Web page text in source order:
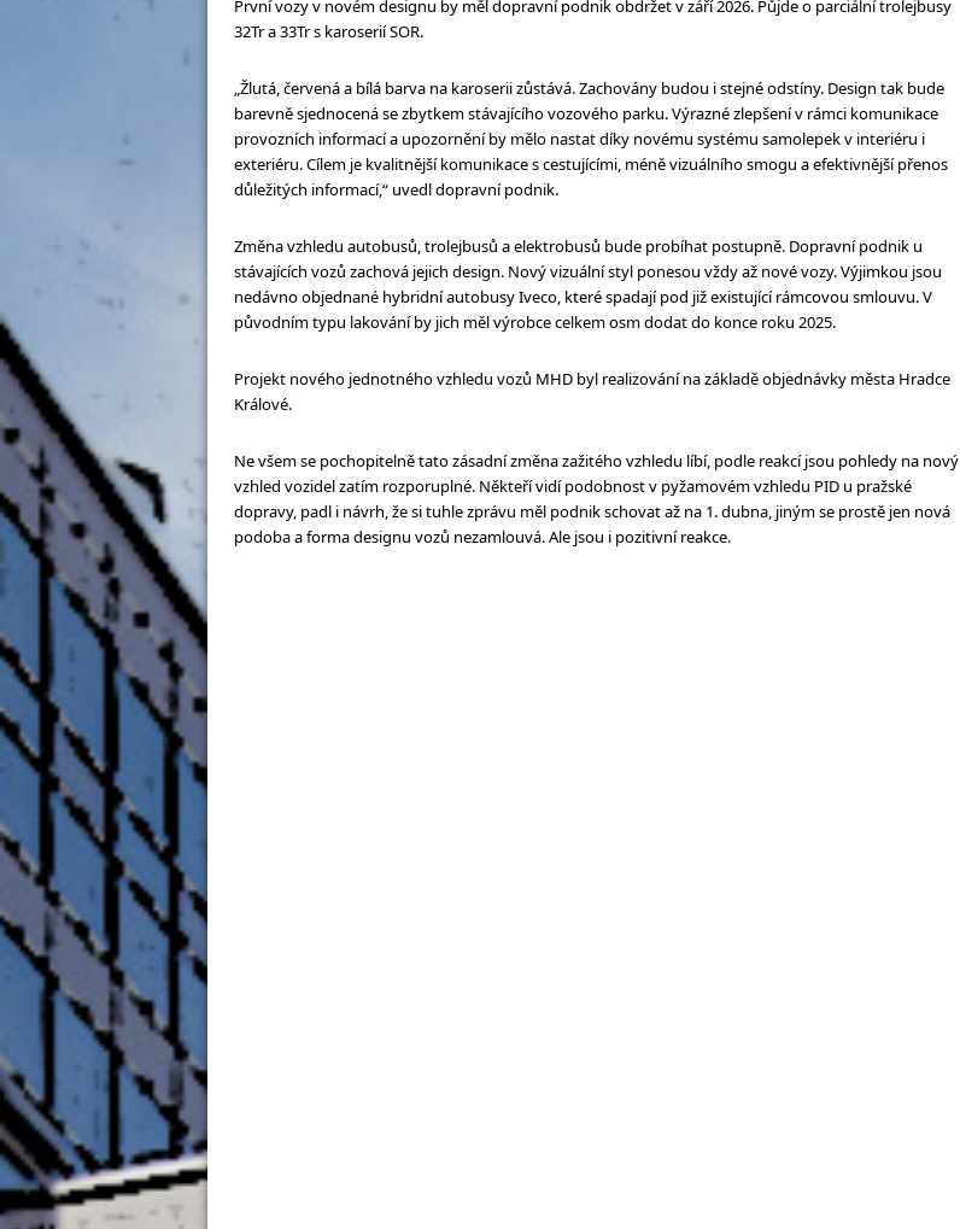
První vozy v novém designu by měl dopravní podnik obdržet v září 2026. Půjde o parciální trolejbusy
32Tr a 33Tr s karoserií SOR.
„Žlutá, červená a bílá barva na karoserii zůstává. Zachovány budou i stejné odstíny. Design tak bude
barevně sjednocená se zbytkem stávajícího vozového parku. Výrazné zlepšení v rámci komunikace
provozních informací a upozornění by mělo nastat díky novému systému samolepek v interiéru i
exteriéru. Cílem je kvalitnější komunikace s cestujícími, méně vizuálního smogu a efektivnější přenos
důležitých informací,“ uvedl dopravní podnik.
Změna vzhledu autobusů, trolejbusů a elektrobusů bude probíhat postupně. Dopravní podnik u
stávajících vozů zachová jejich design. Nový vizuální styl ponesou vždy až nové vozy. Výjimkou jsou
nedávno objednané hybridní autobusy Iveco, které spadají pod již existující rámcovou smlouvu. V
původním typu lakování by jich měl výrobce celkem osm dodat do konce roku 2025.
Projekt nového jednotného vzhledu vozů MHD byl realizování na základě objednávky města Hradce
Králové.
Ne všem se pochopitelně tato zásadní změna zažitého vzhledu líbí, podle reakcí jsou pohledy na nový
vzhled vozidel zatím rozporuplné. Někteří vidí podobnost v pyžamovém vzhledu PID u pražské
dopravy, padl i návrh, že si tuhle zprávu měl podnik schovat až na 1. dubna, jiným se prostě jen nová
podoba a forma designu vozů nezamlouvá. Ale jsou i pozitivní reakce.